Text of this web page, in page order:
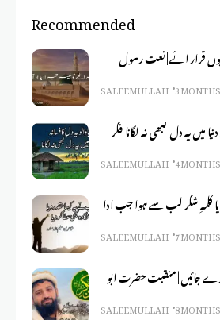
Recommended
قرار ائے | نعت رسول
SALEEM ULLAH 3
میں یہ دل کبھی نہ لگانا |فکر
SALEEM ULLAH 4
کلمہِ شکر لب سے ہوا جب ادا |
SALEEM ULLAH 7
جائیں | منقبت حضرت ابو
SALEEM ULLAH 8